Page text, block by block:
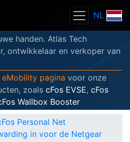
NL
handen. Atlas Tech
ontwikkelaar en verkoper van
eMobility pagina voor onze
zoals cFos EVSE, cFos
Wallbox Booster
Personal Net
in voor de Netgear